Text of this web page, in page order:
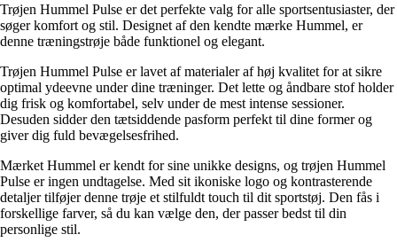
Trøjen Hummel Pulse er det perfekte valg for alle sportsentusiaster, der
søger komfort og stil. Designet af den kendte mærke Hummel, er
denne træningstrøje både funktionel og elegant.
Trøjen Hummel Pulse er lavet af materialer af høj kvalitet for at sikre
optimal ydeevne under dine træninger. Det lette og åndbare stof holder
dig frisk og komfortabel, selv under de mest intense sessioner.
Desuden sidder den tætsiddende pasform perfekt til dine former og
giver dig fuld bevægelsesfrihed.
Mærket Hummel er kendt for sine unikke designs, og trøjen Hummel
Pulse er ingen undtagelse. Med sit ikoniske logo og kontrasterende
detaljer tilføjer denne trøje et stilfuldt touch til dit sportstøj. Den fås i
forskellige farver, så du kan vælge den, der passer bedst til din
personlige stil.